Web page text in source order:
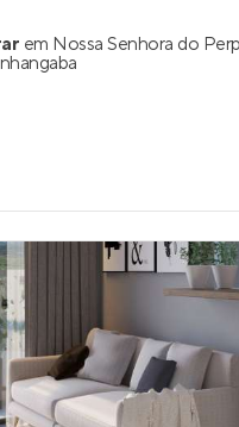
em Nossa Senhora do